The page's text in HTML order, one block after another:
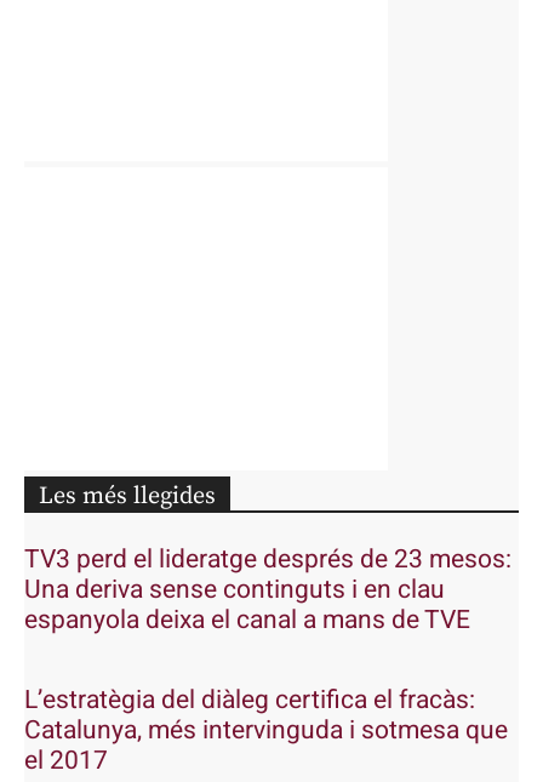
Les més llegides
TV3 perd el lideratge després de 23 mesos:
Una deriva sense continguts i en clau
espanyola deixa el canal a mans de TVE
L’estratègia del diàleg certifica el fracàs:
Catalunya, més intervinguda i sotmesa que
el 2017